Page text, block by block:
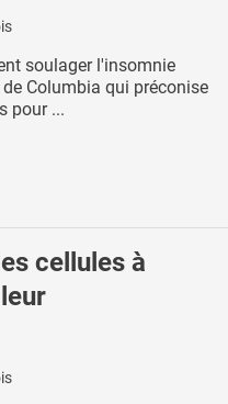
soulager l'insomnie
Columbia qui préconise
pour ...
cellules à